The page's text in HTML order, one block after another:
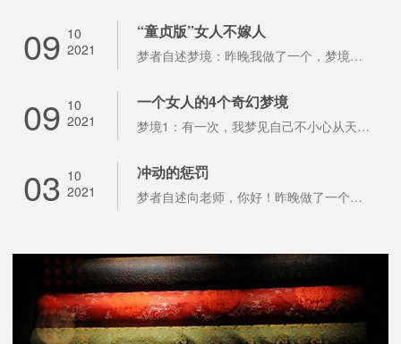
09 10
2021
“童贞版”女人不嫁人
梦者自述梦境：昨晚我做了一个，梦境很有画面感。请向老师您帮我解解这个梦，谢谢！梦
09 10
2021
一个女人的4个奇幻梦境
梦境1：有一次，我梦见自己不小心从天桥上掉下来，意识还清晰，我庆幸地想：我没有死，
03 10
2021
冲动的惩罚
梦者自述向老师，你好！昨晚做了一个梦，现回想起来很可怕。梦的前半部我记不清楚了，